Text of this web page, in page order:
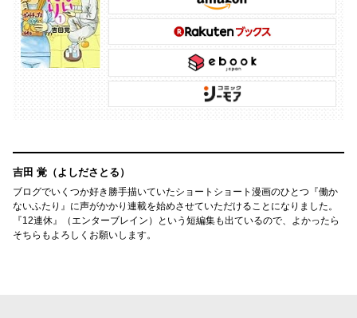
吉田 覚（よしださとる）
ブログでいくつか好き勝手描いていたショートショート漫画のひとつ『働か
ないふたり』に声がかかり連載を始めさせていただけることになりました。
『12連休』（エンターブレイン）という短編集も出ているので、よかったら
そちらもよろしくお願いします。